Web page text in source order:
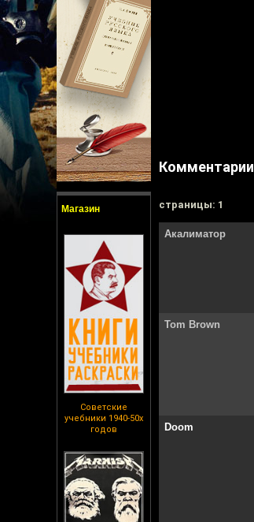
Магазин
Советские
учебники 1940-50х
годов
Комментарии
cтраницы: 1
Акалиматор
Tom Brown
Doom